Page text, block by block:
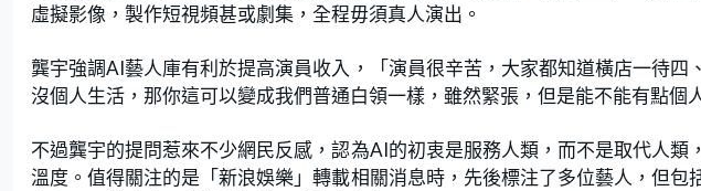
虛擬影像，製作短視頻甚或劇集，全程毋須真人演出。
龔宇強調AI藝人庫有利於提高演員收入，「演員很辛苦，大家都知道橫店一待四
沒個人生活，那你這可以變成我們普通白領一樣，雖然緊張，但是能不能有點個
不過龔宇的提問惹來不少網民反感，認為AI的初衷是服務人類，而不是取代人
溫度。值得關注的是「新浪娛樂」轉載相關消息時，先後標注了多位藝人，但包